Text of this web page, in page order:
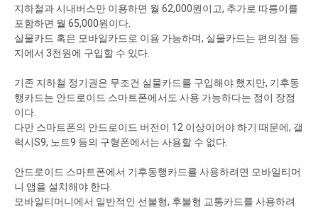
지하철과 시내버스만 이용하면 월 62,000원이고, 추가로 따릉이를
포함하면 월 65,000원이다.
실물카드 혹은 모바일카드로 이용 가능하며, 실물카드는 편의점 등
지에서 3천원에 구입할 수 있다.
기존 지하철 정기권은 무조건 실물카드를 구입해야 했지만, 기후동
행카드는 안드로이드 스마트폰에서도 사용 가능하다는 점이 장점
이다.
다만 스마트폰의 안드로이드 버전이 12 이상이어야 하기 때문에, 갤
럭시S9, 노트9 등의 구형폰에서는 사용할 수 없다.
안드로이드 스마트폰에서 기후동행카드를 사용하려면 모바일티머
니 앱을 설치해야 한다.
모바일티머니에서 일반적인 선불형, 후불형 교통카드를 사용하려